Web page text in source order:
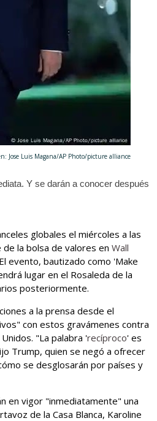
Jose Luis Magana/AP Photo/picture alliance
Y se darán a conocer después
globales el miércoles a las
la bolsa de valores en Wall
evento, bautizado como 'Make
lugar en el Rosaleda de la
posteriormente.
a la prensa desde el
con estos gravámenes contra
"La palabra 'recíproco' es
Trump, quien se negó a ofrecer
se desglosarán por países y
en vigor "inmediatamente" una
de la Casa Blanca, Karoline